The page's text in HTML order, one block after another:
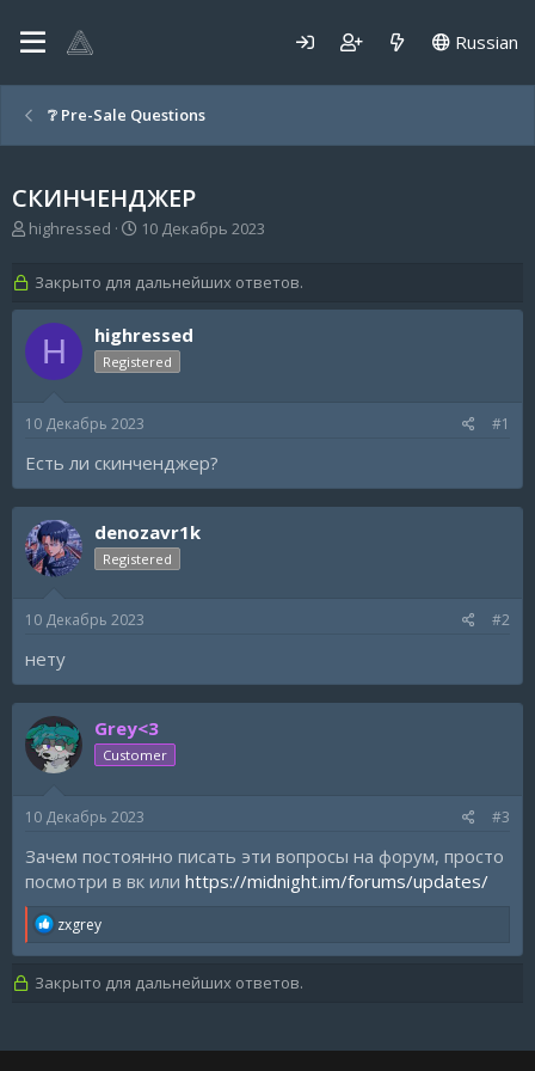
Russian
❔ Pre-Sale Questions
CКИНЧЕНДЖЕР
А
о
р
т
м
highressed
Д
а
н
а
ч
а
а
10 Декабрь 2023
Закрыто для дальнейших ответов.
H highressed
Registered
10 Декабрь 2023 #1
Есть ли скинченджер?
denozavr1k
Registered
10 Декабрь 2023 #2
нету
Grey<3
Customer
10 Декабрь 2023 #3
Зачем постоянно писать эти вопросы на форум, просто
посмотри в вк или https://midnight.im/forums/updates/
R
a
c
n
zxgrey
Закрыто для дальнейших ответов.